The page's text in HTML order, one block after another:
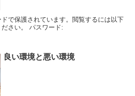
で保護されています。閲覧するには以下
さい。 パスワード:
良い環境と悪い環境